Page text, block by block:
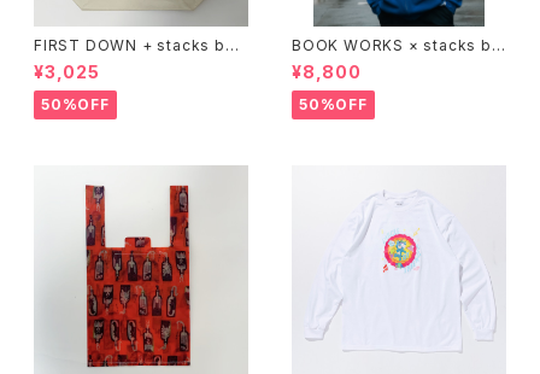
FIRST DOWN + stacks boo
kstore BIG TOTE
¥3,025
50%OFF
BOOK WORKS × stacks bo
okstore "Jimbocho Beat Li
brary zip up hood"
¥8,800
50%OFF